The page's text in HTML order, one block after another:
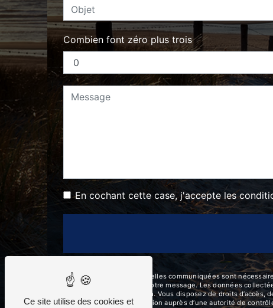
Combien font zéro plus trois
En cochant cette case, j'accepte les
** Les données personnelles communiquées sont
seul but de répondre à votre message. Les données
topla.location@gmail.com. Vous disposez de droits
d’introduire une réclamation auprès d’une autorité de
Ce site utilise des cookies et